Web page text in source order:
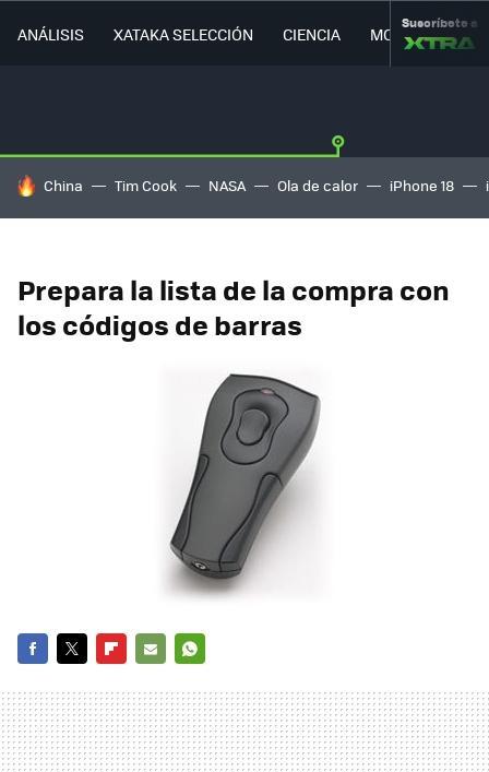
ANÁLISIS XATAKA SELECCIÓN CIENCIA MOVILIDAD
Suscríbete a
HOY SE HABLA DE
China Tim Cook NASA Ola de calor iPhone 18
Prepara la lista de la compra con
los códigos de barras
MAIL